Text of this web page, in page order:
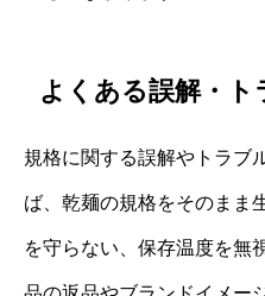
よくある誤解・ト
規格に関する誤解やトラブ
ば、乾麺の規格をそのまま
を守らない、保存温度を無